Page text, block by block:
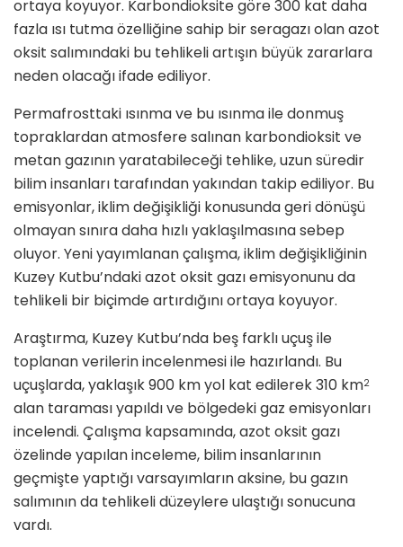
ortaya koyuyor. Karbondioksite göre 300 kat daha
fazla ısı tutma özelliğine sahip bir seragazı olan azot
oksit salımındaki bu tehlikeli artışın büyük zararlara
neden olacağı ifade ediliyor.
Permafrosttaki ısınma ve bu ısınma ile donmuş
topraklardan atmosfere salınan karbondioksit ve
metan gazının yaratabileceği tehlike, uzun süredir
bilim insanları tarafından yakından takip ediliyor. Bu
emisyonlar, iklim değişikliği konusunda geri dönüşü
olmayan sınıra daha hızlı yaklaşılmasına sebep
oluyor. Yeni yayımlanan çalışma, iklim değişikliğinin
Kuzey Kutbu’ndaki azot oksit gazı emisyonunu da
tehlikeli bir biçimde artırdığını ortaya koyuyor.
Araştırma, Kuzey Kutbu’nda beş farklı uçuş ile
toplanan verilerin incelenmesi ile hazırlandı. Bu
uçuşlarda, yaklaşık 900 km yol kat edilerek 310 km2
alan taraması yapıldı ve bölgedeki gaz emisyonları
incelendi. Çalışma kapsamında, azot oksit gazı
özelinde yapılan inceleme, bilim insanlarının
geçmişte yaptığı varsayımların aksine, bu gazın
salımının da tehlikeli düzeylere ulaştığı sonucuna
vardı.